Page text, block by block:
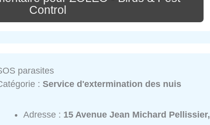
Control
parasites
:Service d'extermination des nuis
Adresse : 15 Avenue Jean Michard Pellissier,